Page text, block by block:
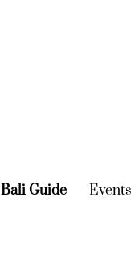
Bali Guide (current)
Events